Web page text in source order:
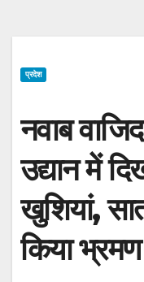
प्रदेश
नवाब
उद्यान में
खुशियां,
किया भ्रमण